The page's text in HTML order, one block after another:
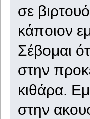
σε
κάποιον
Σέβομαι
στην
κιθάρα.
στην